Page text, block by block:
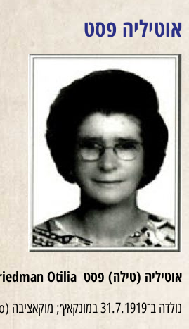
אוטיליה פסט
אוטיליה (טילה) פסט Friedman Otilia
נולדה ב־31.7.1919 במונקאץ׳; מוקאציבה (Munkacs; Mukacsevo)